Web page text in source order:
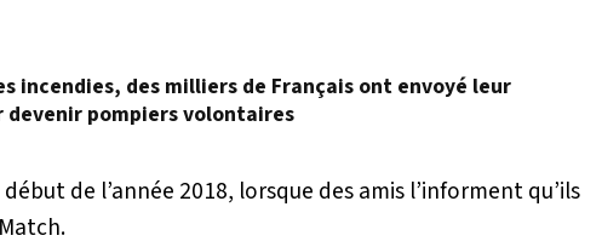
incendies, des milliers de Français ont envoyé leur
pompiers volontaires
de l’année 2018, lorsque des amis l’informent qu’ils